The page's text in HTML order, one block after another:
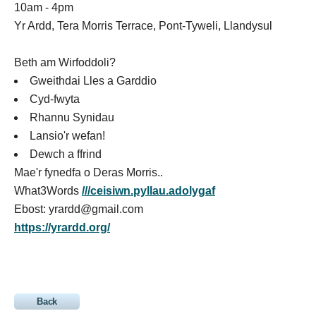
10am - 4pm
Yr Ardd, Tera Morris Terrace, Pont-Tyweli, Llandysul
Beth am Wirfoddoli?
Gweithdai Lles a Garddio
Cyd-fwyta
Rhannu Synidau
Lansio'r wefan!
Dewch a ffrind
Mae'r fynedfa o Deras Morris..
What3Words ///ceisiwn.pyllau.adolygaf
Ebost: yrardd@gmail.com
https://yrardd.org/
Back